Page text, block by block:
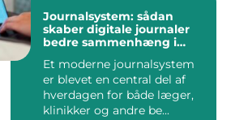
Journalsystem: sådan
skaber digitale journaler
bedre sammenhæng i
Et moderne journalsystem
er blevet en central del af
hverdagen for både læger,
klinikker og andre be...